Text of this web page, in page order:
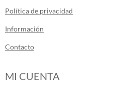
Política de privacidad
Información
Contacto
MI CUENTA